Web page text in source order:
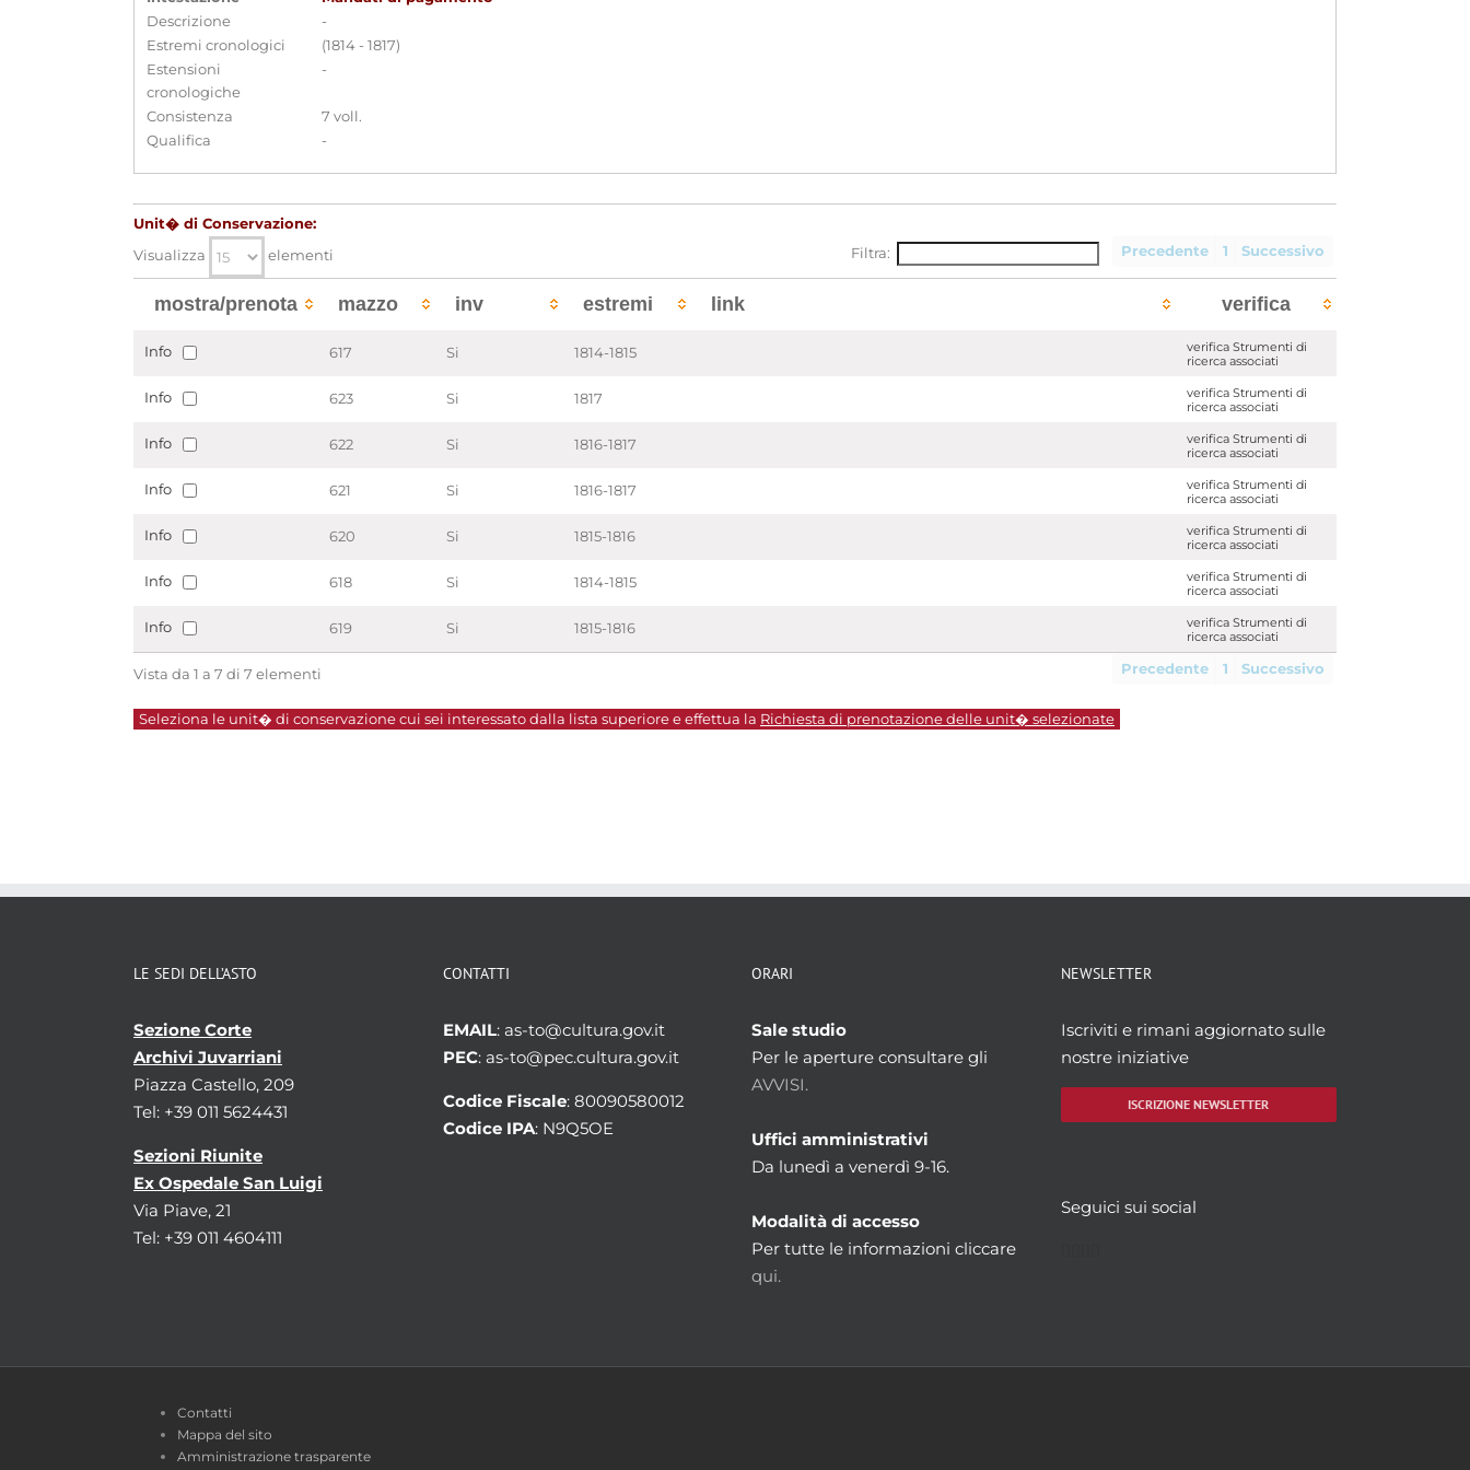
Descrizione
-
Estremi cronologici
(1814 - 1817)
Estensioni
cronologiche
-
Consistenza
7 voll.
Qualifica
-
Unit� di Conservazione:
Precedente
1 Successivo
Visualizza elementi Filtra:
mostra/prenota mazzo inv estremi link verifica
Info 617 Si 1814-1815
verifica Strumenti di
ricerca associati
Info 623 Si 1817
verifica Strumenti di
ricerca associati
Info 622 Si 1816-1817
verifica Strumenti di
ricerca associati
Info 621 Si 1816-1817
verifica Strumenti di
ricerca associati
Info 620 Si 1815-1816
verifica Strumenti di
ricerca associati
Info 618 Si 1814-1815
verifica Strumenti di
ricerca associati
Info 619 Si 1815-1816
verifica Strumenti di
ricerca associati
Vista da 1 a 7 di 7 elementi Precedente 1 Successivo
Seleziona le unit� di conservazione cui sei interessato dalla lista superiore e effettua la Richiesta di prenotazione delle unit� selezionate
LE SEDI DELL’ASTO
Sezione Corte
Archivi Juvarriani
Piazza Castello, 209
Tel: +39 011 5624431
Sezioni Riunite
Ex Ospedale San Luigi
Via Piave, 21
Tel: +39 011 4604111
CONTATTI
EMAIL: as-to@cultura.gov.it
PEC: as-to@pec.cultura.gov.it
Codice Fiscale: 80090580012
Codice IPA: N9Q5OE
ORARI
Sale studio
Per le aperture consultare gli
AVVISI.
Uffici amministrativi
Da lunedì a venerdì 9-16.
Modalità di accesso
Per tutte le informazioni cliccare
qui.
NEWSLETTER
Iscriviti e rimani aggiornato sulle
nostre iniziative
ISCRIZIONE NEWSLETTER
Seguici sui social
Contatti
Mappa del sito
Amministrazione trasparente